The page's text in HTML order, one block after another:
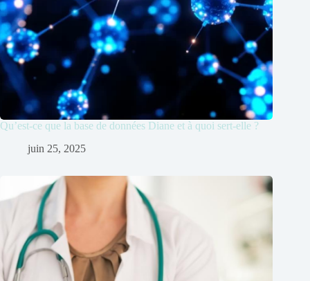
Qu’est-ce que la base de données Diane et à quoi sert-elle ?
juin 25, 2025